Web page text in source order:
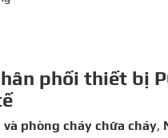
phối thiết bị
phòng cháy chữa cháy,